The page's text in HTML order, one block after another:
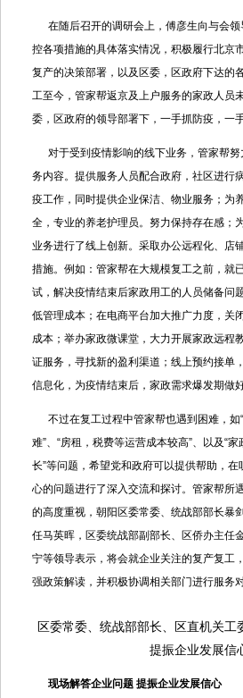
在随后召开的调研会上，傅彦生向与会领
控各项措施的具体落实情况，积极履行北京
复产的决策部署，以及区委，区政府下达的
工至今，管家帮返京及上户服务的家政人员
委，区政府的领导部署下，一手抓防疫，一
对于受到疫情影响的线下业务，管家帮努
务内容。提供服务人员配合政府，社区进行
疫工作，同时提供企业保洁、物业服务；为
全，专业的养老护理员。努力保持存在感；
业务进行了线上创新。采取办公远程化、店
措施。例如：管家帮在大规模复工之前，就
试，解决疫情结束后家政用工的人员储备问
低管理成本；在电商平台加大推广力度，关
成本；举办家政微课堂，大力开展家政远程
证服务，寻找新的盈利渠道；线上预约接单
信息化，为疫情结束后，家政需求爆发期做
不过在复工过程中管家帮也遇到困难，如
难”、“房租，税费等运营成本较高”、以及“
长”等问题，希望党和政府可以提供帮助，
心的问题进行了深入交流和探讨。管家帮所
的高度重视，朝阳区委常委、统战部部长暴
任马英晖，区委统战部副部长、区侨办主任
宁等领导表示，将会就企业关注的复产复工
强政策解读，并积极协调相关部门进行服务对
区委常委、统战部部长、区直机关工
提振企业发展信
现场解答企业问题 提振企业发展信心